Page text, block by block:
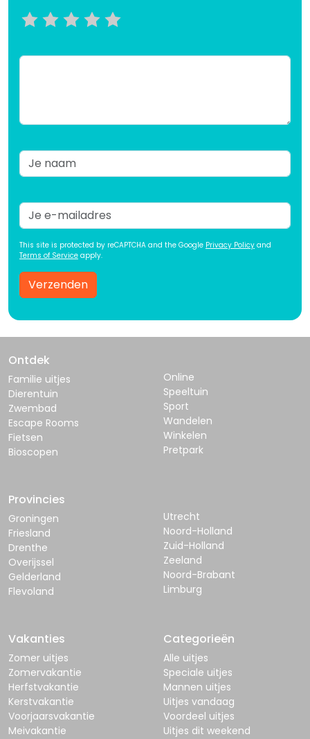
This site is protected by reCAPTCHA and the Google Privacy Policy and
Terms of Service apply.
Verzenden
Ontdek
Familie uitjes
Dierentuin
Zwembad
Escape Rooms
Fietsen
Bioscopen
Online
Speeltuin
Sport
Wandelen
Winkelen
Pretpark
Provincies
Groningen
Friesland
Drenthe
Overijssel
Gelderland
Flevoland
Utrecht
Noord-Holland
Zuid-Holland
Zeeland
Noord-Brabant
Limburg
Vakanties
Zomer uitjes
Zomervakantie
Herfstvakantie
Kerstvakantie
Voorjaarsvakantie
Meivakantie
Categorieën
Alle uitjes
Speciale uitjes
Mannen uitjes
Uitjes vandaag
Voordeel uitjes
Uitjes dit weekend